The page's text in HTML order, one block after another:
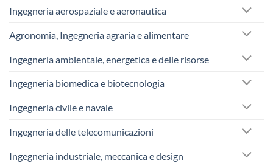
Ingegneria aerospaziale e aeronautica
Agronomia, Ingegneria agraria e alimentare
Ingegneria ambientale, energetica e delle risorse
Ingegneria biomedica e biotecnologia
Ingegneria civile e navale
Ingegneria delle telecomunicazioni
Ingegneria industriale, meccanica e design